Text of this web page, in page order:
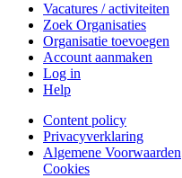
Vacatures / activiteiten
Zoek Organisaties
Organisatie toevoegen
Account aanmaken
Log in
Help
Content policy
Privacyverklaring
Algemene Voorwaarden
Cookies